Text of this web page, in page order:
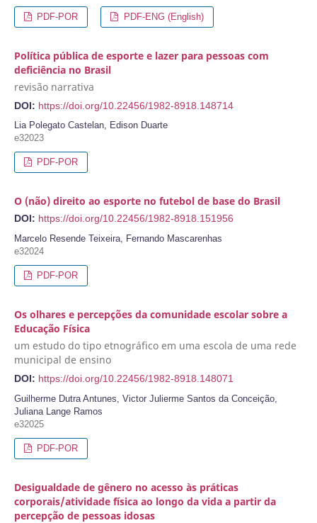
PDF-POR PDF-ENG (English)
Política pública de esporte e lazer para pessoas com
deficiência no Brasil
revisão narrativa
DOI: https://doi.org/10.22456/1982-8918.148714
Lia Polegato Castelan, Edison Duarte
e32023
PDF-POR
O (não) direito ao esporte no futebol de base do Brasil
DOI: https://doi.org/10.22456/1982-8918.151956
Marcelo Resende Teixeira, Fernando Mascarenhas
e32024
PDF-POR
Os olhares e percepções da comunidade escolar sobre a
Educação Física
um estudo do tipo etnográfico em uma escola de uma rede
municipal de ensino
DOI: https://doi.org/10.22456/1982-8918.148071
Guilherme Dutra Antunes, Victor Julierme Santos da Conceição,
Juliana Lange Ramos
e32025
PDF-POR
Desigualdade de gênero no acesso às práticas
corporais/atividade física ao longo da vida a partir da
percepção de pessoas idosas